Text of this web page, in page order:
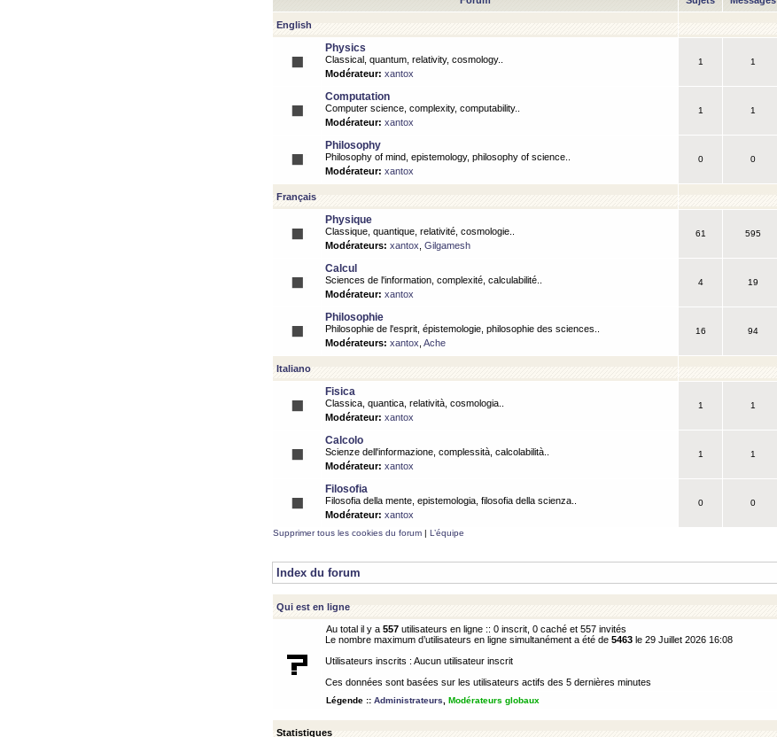
English
Physics
Classical, quantum, relativity, cosmology..
Modérateur: xantox
1 1
Computation
Computer science, complexity, computability..
Modérateur: xantox
1 1
Philosophy
Philosophy of mind, epistemology, philosophy of science..
Modérateur: xantox
0 0
Français
Physique
Classique, quantique, relativité, cosmologie..
Modérateurs: xantox Gilgamesh
61 595
Calcul
Sciences de l'information, complexité, calculabilité..
Modérateur: xantox
4 19
Philosophie
Philosophie de l'esprit, épistemologie, philosophie des sciences..
Modérateurs: xantox Ache
16 94
Italiano
Fisica
Classica, quantica, relatività, cosmologia..
Modérateur: xantox
1 1
Calcolo
Scienze dell'informazione, complessità, calcolabilità..
Modérateur: xantox
1 1
Filosofia
Filosofia della mente, epistemologia, filosofia della scienza..
Modérateur: xantox
0 0
Supprimer tous les cookies du forum | L’équipe
Index du forum
Qui est en ligne
Au total il y a 557 utilisateurs en ligne :: 0 inscrit, 0 caché et 557 invités
Le nombre maximum d’utilisateurs en ligne simultanément a été de 5463 le 29 Juillet 2026 16:08
Utilisateurs inscrits : Aucun utilisateur inscrit
Ces données sont basées sur les utilisateurs actifs des 5 dernières minutes
Légende :: Administrateurs Modérateurs globaux
Statistiques